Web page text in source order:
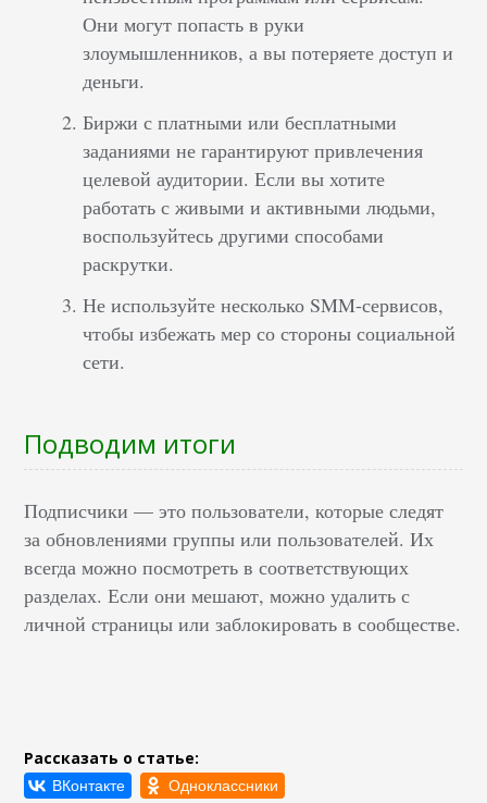
Они могут попасть в руки
злоумышленников, а вы потеряете доступ и
деньги.
Биржи с платными или бесплатными
заданиями не гарантируют привлечения
целевой аудитории. Если вы хотите
работать с живыми и активными людьми,
воспользуйтесь другими способами
раскрутки.
Не используйте несколько SMM-сервисов,
чтобы избежать мер со стороны социальной
сети.
Подводим итоги
Подписчики — это пользователи, которые следят
за обновлениями группы или пользователей. Их
всегда можно посмотреть в соответствующих
разделах. Если они мешают, можно удалить с
личной страницы или заблокировать в сообществе.
Рассказать о статье: